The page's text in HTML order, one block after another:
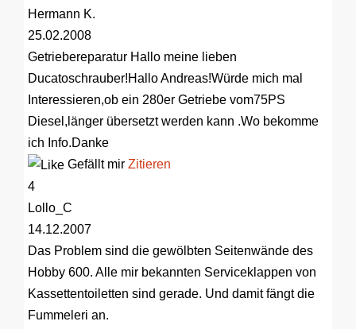
Hermann K.
25.02.2008
Getriebereparatur Hallo meine lieben
Ducatoschrauber!Hallo Andreas!Würde mich mal
Interessieren,ob ein 280er Getriebe vom75PS
Diesel,länger übersetzt werden kann .Wo bekomme
ich Info.Danke
Gefällt mir Zitieren
4
Lollo_C
14.12.2007
Das Problem sind die gewölbten Seitenwände des
Hobby 600. Alle mir bekannten Serviceklappen von
Kassettentoiletten sind gerade. Und damit fängt die
Fummeleri an.